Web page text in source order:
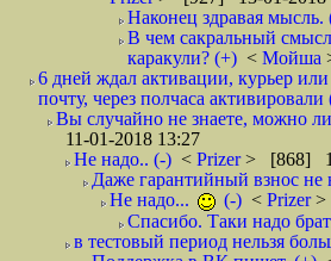
Наконец здравая мысль.
В чем сакральный
каракули? (+) < Мойша
6 дней ждал активации, курьер
почту, через полчаса активировали
Вы случайно не знаете, можно
11-01-2018 13:27
Не надо.. (-) < Prizer> [868]
Даже гарантийный взнос не
Не надо...
(-) < Prizer>
Спасибо. Таки надо
в тестовый период нельзя